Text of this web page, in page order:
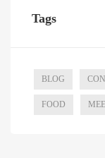
Tags
BLOG
FOOD